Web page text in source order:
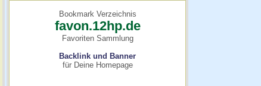
Bookmark Verzeichnis
favon.12hp.de
Favoriten Sammlung
Backlink und Banner
für Deine Homepage